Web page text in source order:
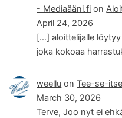
- Mediaääni.fi on
April 24, 2026
[…] aloittelijalle
joka kokoaa
weellu onTee-se-
March 30, 2026
Terve, Joo nyt ei